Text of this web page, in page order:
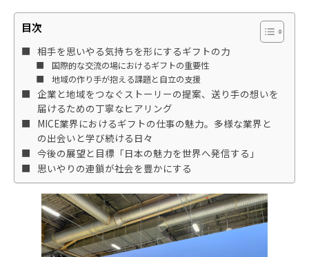
目次
相手を思いやる気持ちを形にするギフトの力
国際的な交流の場におけるギフトの重要性
地域の作り手が抱える課題と自立の支援
企業と地域をつなぐストーリーの提案、送り手の想いを
届けるための丁寧なヒアリング
MICE業界におけるギフトの仕事の魅力。多様な業界と
の出会いと学び続ける日々
今後の展望と目標「日本の魅力を世界へ発信する」
思いやりの連鎖が社会を豊かにする